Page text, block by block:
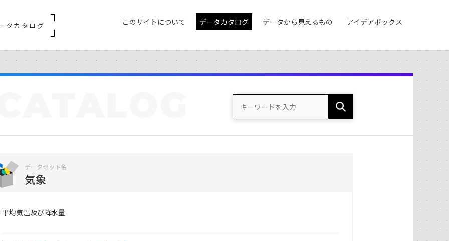
タカタログ このサイトについて データカタログ データから見えるもの アイデアボックス
データセット名
気象
平均気温及び降水量